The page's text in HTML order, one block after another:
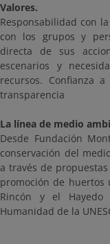
Valores.
Responsabilidad con
con los grupos y
directa de sus
escenarios y
recursos. Confianza
transparencia
La línea de medio
Desde Fundación
conservación del
a través de
promoción de huertos
Rincón y el
Humanidad de la